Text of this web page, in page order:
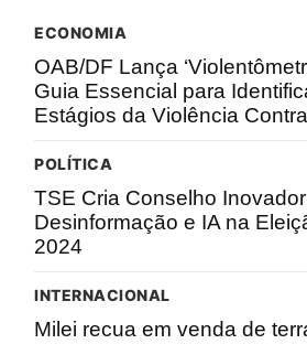
ECONOMIA
OAB/DF Lança
Guia Essencial para
Estágios da Violência
POLÍTICA
TSE Cria Conselho
Desinformação e IA na
2024
INTERNACIONAL
Milei recua em venda de